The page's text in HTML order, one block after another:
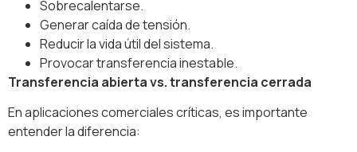
Sobrecalentarse.
Generar caída de tensión.
Reducir la vida útil del sistema.
Provocar transferencia inestable.
Transferencia abierta vs. transferencia cerrada
En aplicaciones comerciales críticas, es importante
entender la diferencia: